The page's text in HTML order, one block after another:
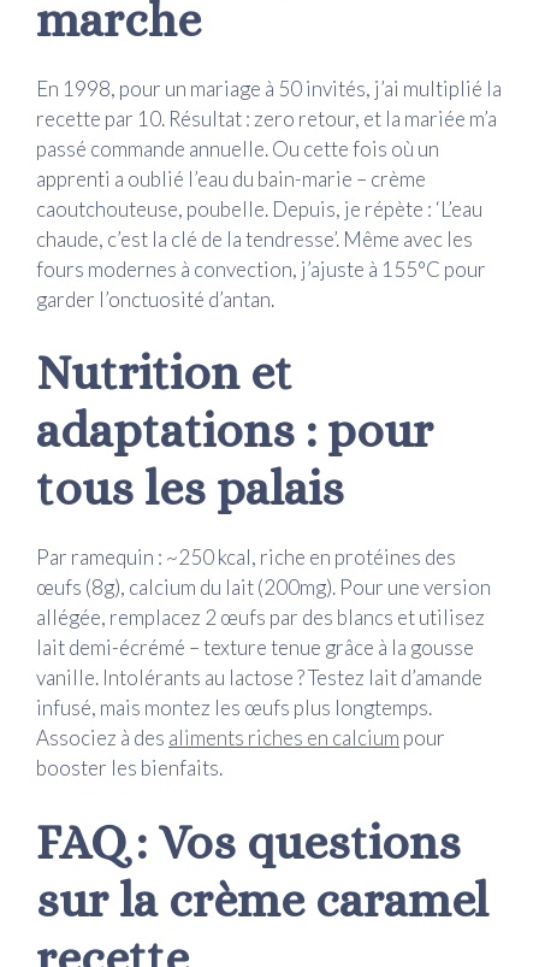
marche
En 1998, pour un mariage à 50 invités, j’ai multiplié la
recette par 10. Résultat : zero retour, et la mariée m’a
passé commande annuelle. Ou cette fois où un
apprenti a oublié l’eau du bain-marie – crème
caoutchouteuse, poubelle. Depuis, je répète : ‘L’eau
chaude, c’est la clé de la tendresse’. Même avec les
fours modernes à convection, j’ajuste à 155°C pour
garder l’onctuosité d’antan.
Nutrition et
adaptations : pour
tous les palais
Par ramequin : ~250 kcal, riche en protéines des
œufs (8g), calcium du lait (200mg). Pour une version
allégée, remplacez 2 œufs par des blancs et utilisez
lait demi-écrémé – texture tenue grâce à la gousse
vanille. Intolérants au lactose ? Testez lait d’amande
infusé, mais montez les œufs plus longtemps.
Associez à des aliments riches en calcium pour
booster les bienfaits.
FAQ : Vos questions
sur la crème caramel